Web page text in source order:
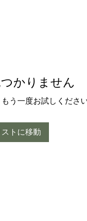
かりません
う一度お試しください
トに移動